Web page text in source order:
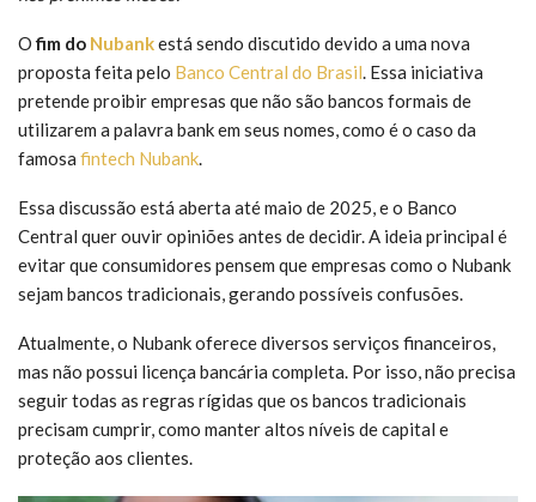
Ofim do Nubankestá sendo discutido devido a uma nova
proposta feita pelo Banco Central do Brasil. Essa iniciativa
pretende proibir empresas que não são bancos formais de
utilizarem a palavra bank em seus nomes, como é o caso da
famosa fintech Nubank.
Essa discussão está aberta até maio de 2025, e o Banco
Central quer ouvir opiniões antes de decidir. A ideia principal é
evitar que consumidores pensem que empresas como o Nubank
sejam bancos tradicionais, gerando possíveis confusões.
Atualmente, o Nubank oferece diversos serviços financeiros,
mas não possui licença bancária completa. Por isso, não precisa
seguir todas as regras rígidas que os bancos tradicionais
precisam cumprir, como manter altos níveis de capital e
proteção aos clientes.